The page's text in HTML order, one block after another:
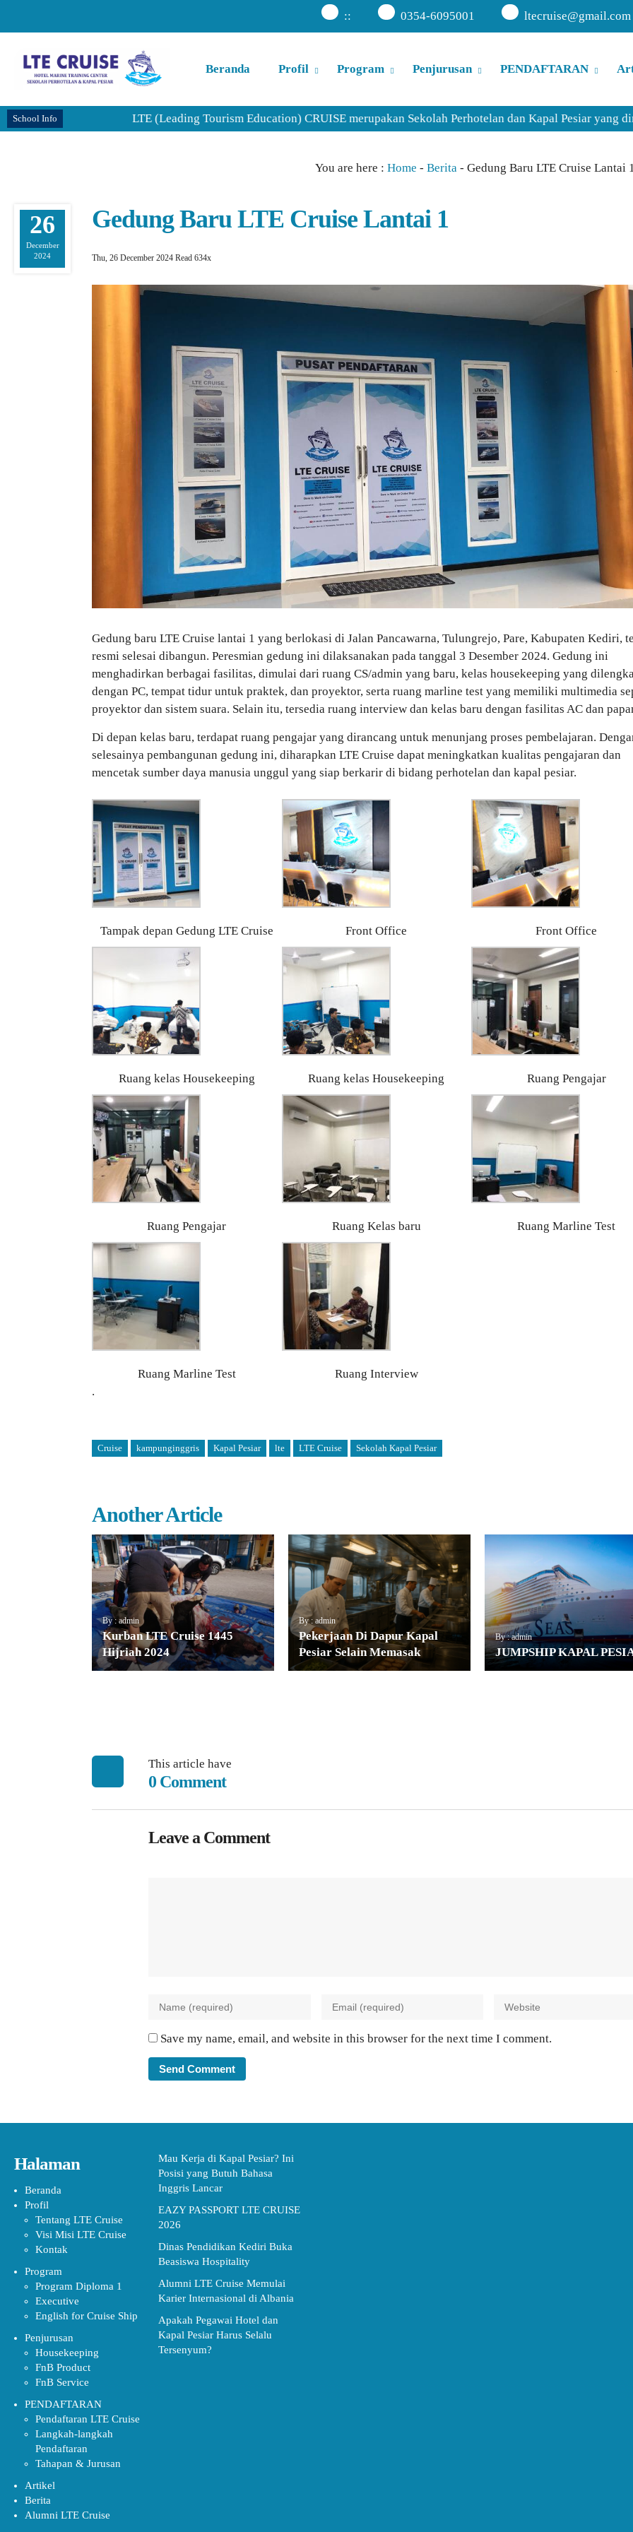
:: 0354-6095001 ltecruise@gmail.com
Beranda Profil Program Penjurusan PENDAFTARAN
School Info LTE (Leading Tourism Education) CRUISE merupakan Sekolah Perhotelan dan Kapal Pesiar yang dirintis
You are here : Home - Berita- Gedung Baru LTE Cruise Lantai
26
December
2024
Gedung Baru LTE Cruise Lantai 1
Thu, 26 December 2024 Read 634x
Gedung baru LTE Cruise lantai 1 yang berlokasi di Jalan Pancawarna, Tulungrejo, Pare, Kabupaten Kediri,
resmi selesai dibangun. Peresmian gedung ini dilaksanakan pada tanggal 3 Desember 2024. Gedung ini
menghadirkan berbagai fasilitas, dimulai dari ruang CS/admin yang baru, kelas housekeeping yang
dengan PC, tempat tidur untuk praktek, dan proyektor, serta ruang marline test yang memiliki multimedia
proyektor dan sistem suara. Selain itu, tersedia ruang interview dan kelas baru dengan fasilitas AC dan
Di depan kelas baru, terdapat ruang pengajar yang dirancang untuk menunjang proses pembelajaran.
selesainya pembangunan gedung ini, diharapkan LTE Cruise dapat meningkatkan kualitas pengajaran dan
mencetak sumber daya manusia unggul yang siap berkarir di bidang perhotelan dan kapal pesiar.
Tampak depan Gedung LTE Cruise Front Office Front Office
Ruang kelas Housekeeping Ruang kelas Housekeeping Ruang Pengajar
Ruang Pengajar Ruang Kelas baru Ruang Marline Test
Ruang Marline Test
Ruang Interview
.
Cruise kampunginggris Kapal Pesiar lte LTE Cruise Sekolah Kapal Pesiar
Another Article
By : admin
Kurban LTE Cruise 1445
Hijriah 2024
By : admin
Pekerjaan Di Dapur Kapal
Pesiar Selain Memasak
By : admin
JUMPSHIP KAPAL
This article have
0 Comment
Leave a Comment
Save my name, email, and website in this browser for the next time I comment.
Halaman
Beranda
Profil
Tentang LTE Cruise
Visi Misi LTE Cruise
Kontak
Program
Program Diploma 1
Executive
English for Cruise Ship
Penjurusan
Housekeeping
FnB Product
FnB Service
PENDAFTARAN
Pendaftaran LTE Cruise
Langkah-langkah
Pendaftaran
Tahapan & Jurusan
Artikel
Berita
Alumni LTE Cruise
Mau Kerja di Kapal Pesiar? Ini
Posisi yang Butuh Bahasa
Inggris Lancar
EAZY PASSPORT LTE CRUISE
2026
Dinas Pendidikan Kediri Buka
Beasiswa Hospitality
Alumni LTE Cruise Memulai
Karier Internasional di Albania
Apakah Pegawai Hotel dan
Kapal Pesiar Harus Selalu
Tersenyum?